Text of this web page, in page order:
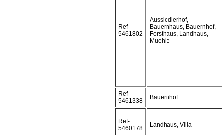
Ref-
5461802
Aussiedlerhof,
Bauernhaus, Bauernhof,
Forsthaus, Landhaus,
Muehle
Ref-
5461338
Bauernhof
Ref-
5460178
Landhaus, Villa